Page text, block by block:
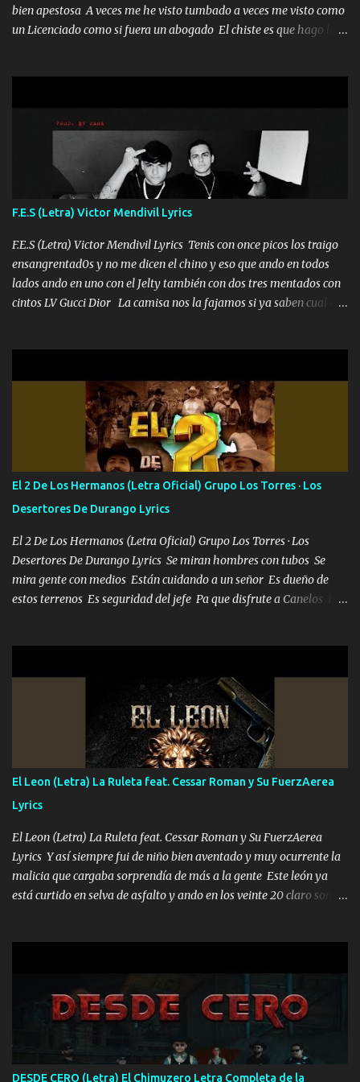
bien apestosa A veces me he visto tumbado a veces me visto como
un Licenciado como si fuera un abogado El chiste es que hago lo
corriente no quieren verte subir de level trucha mis plebes Música
A veces me pongo un sombrero a veces me ven la cachucha de lado
con la mirada siempre en alto A veces me fajó una super o a veces
me fajó una Glock siempre armado todas las generaciones yo
traigo El chiste es que hago lo que quiero pues así soy me mandó
yo tengo el control a todos yo les paro el dedo soy hocicon un
malcriado un malandrón Que Les importa no saben nada falsas
las risas las que me miran hay gente corriente no quieren ve...
F.E.S (Letra) Victor Mendivil Lyrics
F.E.S (Letra) Victor Mendivil Lyrics Tenis con once picos los traigo
ensangrentad0s y no me dicen el chino y eso que ando en todos
lados ando en uno con el Jelty también con dos tres mentados con
cintos LV Gucci Dior La camisa nos la fajamos si ya saben cual es
estándares 110 mil records de pistas no me falta mucho para
verme en las revistas Ya pasé Italia Japón Madrid Milán y también
Francia ropa de 100.000 bolas Louis vuitton es mi fragancia
repleta de presidentes la bolsa estoy en mi pic si no se han dado
cuenta chequeen gráficas del kitch
El 2 De Los Hermanos (Letra Oficial) Grupo Los Torres · Los
Desertores De Durango Lyrics
El 2 De Los Hermanos (Letra Oficial) Grupo Los Torres · Los
Desertores De Durango Lyrics Se miran hombres con tubos Se
mira gente con medios Están cuidando a un señor Es dueño de
estos terrenos Es seguridad del jefe Pa que disfrute a Canelos Es
ni tampoco las mujeres porque es platica de grandes por eso hay
que estar alegres doy las instrucciones para atender los deberes
Música Si es que salta algún problema de confianza tengo gente
ahí está el Hombre Cuarenta y también Pariente 7 arreglan
cualquier problema no más es cuestión que ordené NOS HACE
FALTA UN HERMANO DE CLAVE ERA EL 24 SIEMPRE FUE UN
HOMBRE VALIENTE POR ALGO M'URIÓ PELEAND0 SIEMPRE
VIO POR LA FAMILIA PARA QUE SIGA EL LEGADO Es el DOS de
los HERMANOS un cerebro inteligente y com...
El Leon (Letra) La Ruleta feat. Cessar Roman y Su FuerzAerea
Lyrics
El Leon (Letra) La Ruleta feat. Cessar Roman y Su FuerzAerea
Lyrics Y así siempre fui de niño bien aventado y muy ocurrente la
malicia que cargaba sorprendía de más a la gente Este león ya
está curtido en selva de asfalto y ando en los veinte 20 claro son
pa más pues hay charola les voy a dar hasta topar pues no hay de
otra Música Surcando bien mi camino voy por mi línea no veo a
los lados aquel que no corre vuela no se me duerm voy chicoteado
Ya pasé varias hazañas ya tienen rato que me agarran el colmillo
de este León los estatales no sé esperaron Al tiro esta la PrimiZa
también la nueve que cargo al lado doy la mano al que su amigo y
DESDE CERO (Letra) El Chimuzero Letra Completa de la